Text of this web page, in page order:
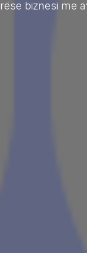
biznesi me